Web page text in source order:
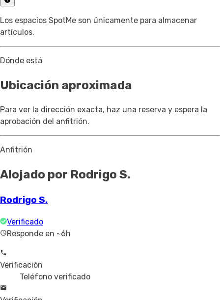
Los espacios SpotMe son únicamente para almacenar
artículos.
Dónde está
Ubicación aproximada
Para ver la dirección exacta, haz una reserva y espera la
aprobación del anfitrión.
Anfitrión
Alojado por Rodrigo S.
Rodrigo S.
Verificado
Responde en ~6h
Verificación
Teléfono verificado